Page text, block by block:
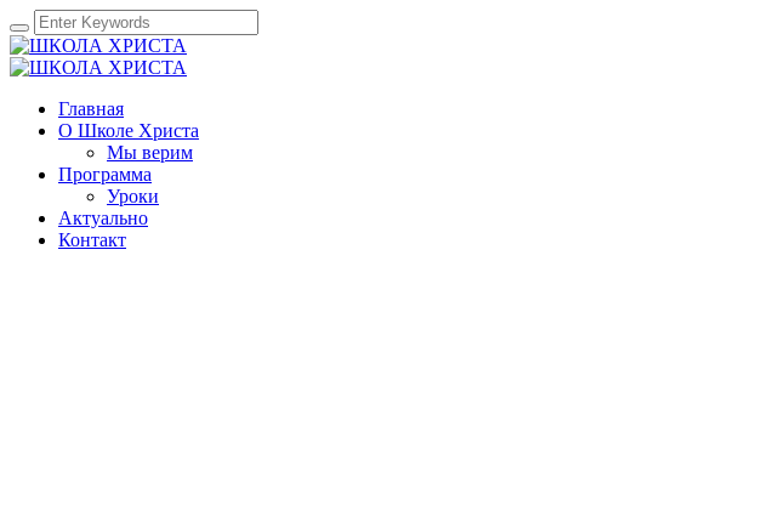
Главная
О Школе Христа
Мы верим
Программа
Уроки
Актуально
Контакт